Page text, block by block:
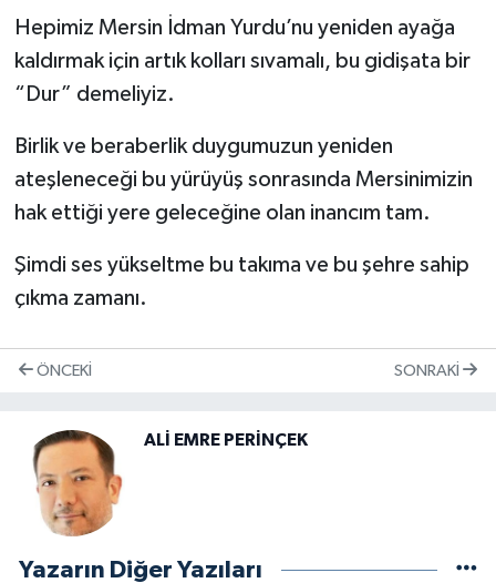
Hepimiz Mersin İdman Yurdu’nu yeniden ayağa
kaldırmak için artık kolları sıvamalı, bu gidişata bir
“Dur” demeliyiz.
Birlik ve beraberlik duygumuzun yeniden
ateşleneceği bu yürüyüş sonrasında Mersinimizin
hak ettiği yere geleceğine olan inancım tam.
Şimdi ses yükseltme bu takıma ve bu şehre sahip
çıkma zamanı.
ÖNCEKI SONRAKI
ALİ EMRE PERİNÇEK
Yazarın Diğer Yazıları